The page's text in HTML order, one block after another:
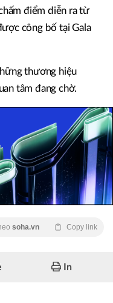
điểm diễn ra từ
công bố tại Gala
thương hiệu
tâm đang chờ.
soha.vn Copy link
In